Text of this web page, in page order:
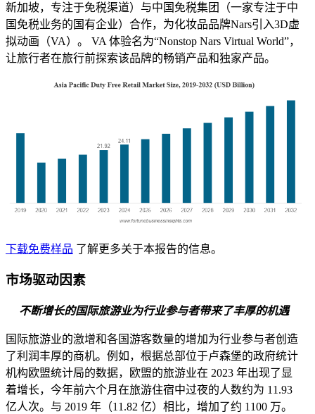
新加坡，专注于免税渠道）与中国免税集团（一家专注于中
国免税业务的国有企业）合作，为化妆品品牌Nars引入3D虚
拟动画（VA）。 VA 体验名为“Nonstop Nars Virtual World”，
让旅行者在旅行前探索该品牌的畅销产品和独家产品。
下载免费样品 了解更多关于本报告的信息。
市场驱动因素
不断增长的国际旅游业为行业参与者带来了丰厚的机遇
国际旅游业的激增和各国游客数量的增加为行业参与者创造
了利润丰厚的商机。例如，根据总部位于卢森堡的政府统计
机构欧盟统计局的数据，欧盟的旅游业在 2023 年出现了显
着增长，今年前六个月在旅游住宿中过夜的人数约为 11.93
亿人次。与 2019 年（11.82 亿）相比，增加了约 1100 万。